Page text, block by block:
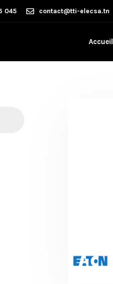
045 contact@tti-elecsa.tn
Accueil